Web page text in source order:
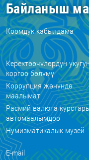
Байланыш
Коомдук кабылдама
Керектөөчүлөрдүн
коргоо бөлүмү
Коррупция жөнүндө
маалымат
Расмий валюта
автомаалымдоо
Нумизматикалык музей
E-mail